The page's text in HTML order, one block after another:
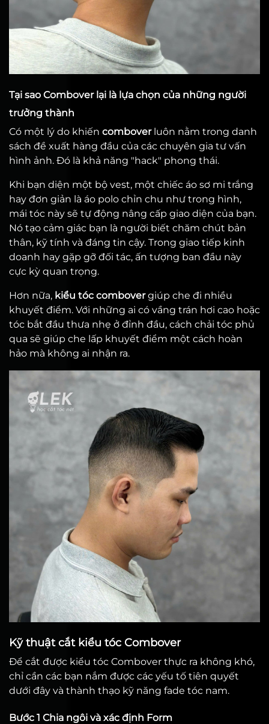
Tại sao Combover lại là lựa chọn của những người
trưởng thành
Có một lý do khiến comboverluôn nằm trong danh
sách đề xuất hàng đầu của các chuyên gia tư vấn
hình ảnh. Đó là khả năng "hack" phong thái.
Khi bạn diện một bộ vest, một chiếc áo sơ mi trắng
hay đơn giản là áo polo chỉn chu như trong hình,
mái tóc này sẽ tự động nâng cấp giao diện của bạn.
Nó tạo cảm giác bạn là người biết chăm chút bản
thân, kỹ tính và đáng tin cậy. Trong giao tiếp kinh
doanh hay gặp gỡ đối tác, ấn tượng ban đầu này
cực kỳ quan trọng.
Hơn nữa, kiểu tóc combovergiúp che đi nhiều
khuyết điểm. Với những ai có vầng trán hơi cao hoặc
tóc bắt đầu thưa nhẹ ở đỉnh đầu, cách chải tóc phủ
qua sẽ giúp che lấp khuyết điểm một cách hoàn
hảo mà không ai nhận ra.
Kỹ thuật cắt kiểu tóc Combover
Để cắt được kiểu tóc Combover thực ra không khó,
chỉ cần các bạn nắm được các yếu tố tiên quyết
dưới đây và thành thạo kỹ năng fade tóc nam.
Bước 1 Chia ngôi và xác định Form